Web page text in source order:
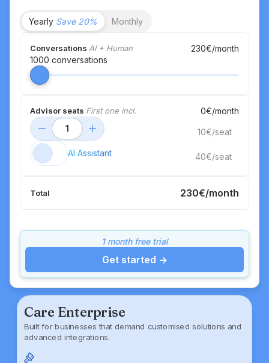
Yearly Save 20% Monthly
Conversations AI + Human 230€/month
1000 conversations
Advisor seats First one incl. 0€/month
1
10€/seat
AI Assistant 40€/seat
Total 230€/month
1 month free trial
Get started ->
Care Enterprise
Built for businesses that demand customised solutions and
advanced integrations.